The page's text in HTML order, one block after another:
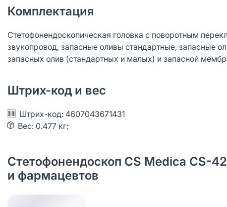
Комплектация
Стетофонендоскопическая головка с поворотным
звукопровод, запасные оливы стандартные, запасные
запасных олив (стандартных и малых) и запасной
Штрих-код и вес
Штрих-код: 4607043671431
Вес: 0.477 кг;
Стетофонендоскоп CS Medica CS-
и фармацевтов